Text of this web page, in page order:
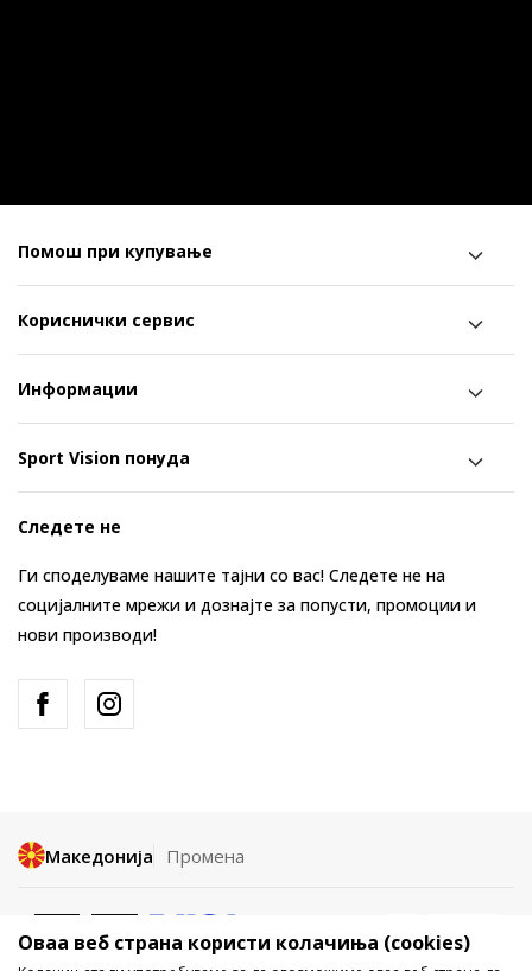
Помош при купување
Кориснички сервис
Информации
Sport Vision понуда
Следете не
Ги споделуваме нашите тајни со вас! Следете не на
социјалните мрежи и дознајте за попусти, промоции и
нови производи!
Македонија Промена
Оваа веб страна користи колачиња (cookies)